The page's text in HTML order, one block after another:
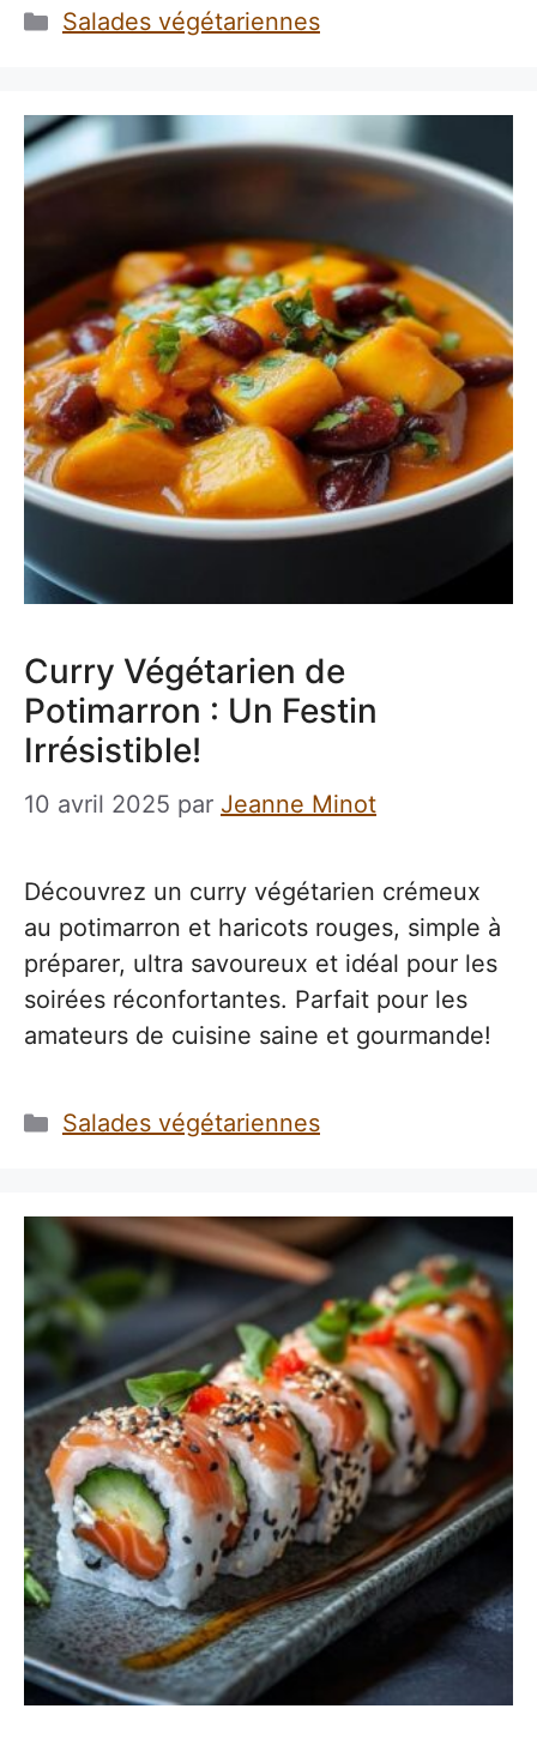
Catégories
Salades végétariennes
Curry Végétarien de
Potimarron : Un Festin
Irrésistible!
10 avril 2025 par Jeanne Minot
Découvrez un curry végétarien crémeux
au potimarron et haricots rouges, simple à
préparer, ultra savoureux et idéal pour les
soirées réconfortantes. Parfait pour les
amateurs de cuisine saine et gourmande!
Catégories
Salades végétariennes